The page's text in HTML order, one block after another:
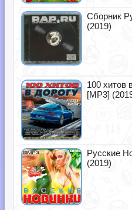
Сборник
(2019)
100 хитов
[MP3]
Русские
(2019)